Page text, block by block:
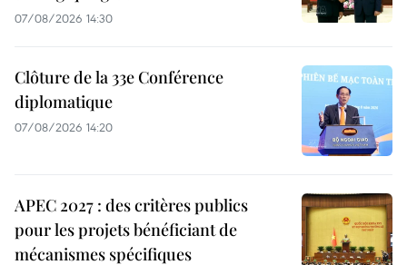
07/08/2026 14:30
Clôture de la 33e Conférence
diplomatique
07/08/2026 14:20
APEC 2027 : des critères publics
pour les projets bénéficiant de
mécanismes spécifiques